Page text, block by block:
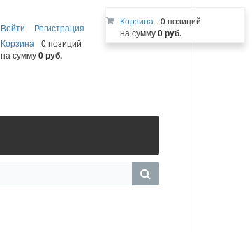
Войти
Регистрация
Корзина
0 позиций
на сумму0 руб.
Корзина
0 позиций
на сумму0 руб.